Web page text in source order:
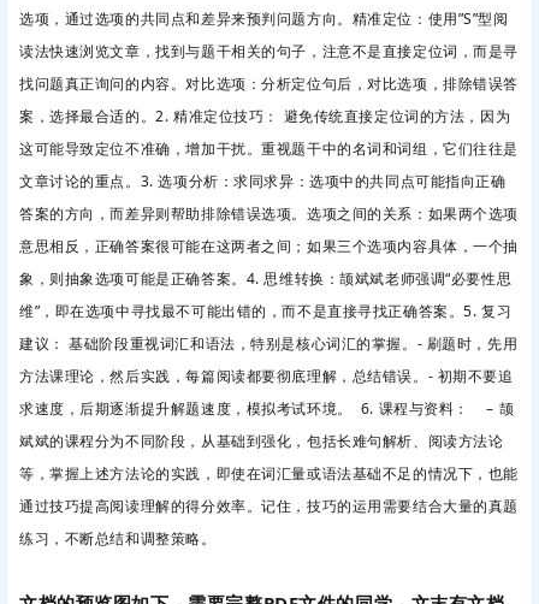
选项，通过选项的共同点和差异来预判问题方向。精准定位：使用”S”型阅
读法快速浏览文章，找到与题干相关的句子，注意不是直接定位词，而是寻
找问题真正询问的内容。对比选项：分析定位句后，对比选项，排除错误答
案，选择最合适的。2. 精准定位技巧： 避免传统直接定位词的方法，因为
这可能导致定位不准确，增加干扰。重视题干中的名词和词组，它们往往是
文章讨论的重点。3. 选项分析：求同求异：选项中的共同点可能指向正确
答案的方向，而差异则帮助排除错误选项。选项之间的关系：如果两个选项
意思相反，正确答案很可能在这两者之间；如果三个选项内容具体，一个抽
象，则抽象选项可能是正确答案。4. 思维转换：颉斌斌老师强调“必要性思
维”，即在选项中寻找最不可能出错的，而不是直接寻找正确答案。5. 复习
建议： 基础阶段重视词汇和语法，特别是核心词汇的掌握。- 刷题时，先用
方法课理论，然后实践，每篇阅读都要彻底理解，总结错误。- 初期不要追
求速度，后期逐渐提升解题速度，模拟考试环境。 6. 课程与资料： – 颉
斌斌的课程分为不同阶段，从基础到强化，包括长难句解析、阅读方法论
等，掌握上述方法论的实践，即使在词汇量或语法基础不足的情况下，也能
通过技巧提高阅读理解的得分效率。记住，技巧的运用需要结合大量的真题
练习，不断总结和调整策略。